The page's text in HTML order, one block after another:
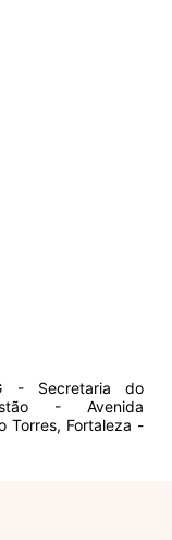
- Secretaria do
- Avenida
Torres, Fortaleza -